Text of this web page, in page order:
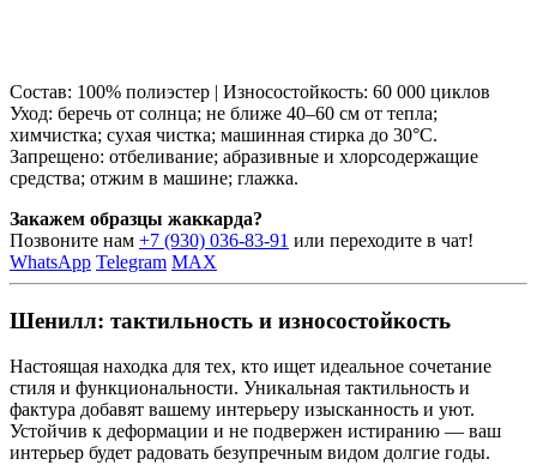
Состав: 100% полиэстер | Износостойкость: 60 000 циклов
Уход: беречь от солнца; не ближе 40–60 см от тепла;
химчистка; сухая чистка; машинная стирка до 30°C.
Запрещено: отбеливание; абразивные и хлорсодержащие
средства; отжим в машине; глажка.
Закажем образцы жаккарда?
Позвоните нам +7 (930) 036-83-91 или переходите в чат!
WhatsApp Telegram MAX
Шенилл: тактильность и износостойкость
Настоящая находка для тех, кто ищет идеальное сочетание
стиля и функциональности. Уникальная тактильность и
фактура добавят вашему интерьеру изысканность и уют.
Устойчив к деформации и не подвержен истиранию — ваш
интерьер будет радовать безупречным видом долгие годы.